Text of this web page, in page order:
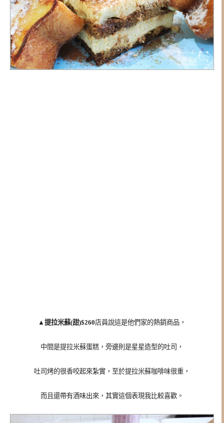
▲提拉米蘇(甜)$260店員說這是他們家的熱銷商品，
中間是提拉米蘇蛋糕，旁邊則是星星造型的吐司，
吐司烤的很香咬起來紮實，至於提拉米蘇咖啡味很重，
而且還帶有酒味出來，其實這個表現我比較喜歡。